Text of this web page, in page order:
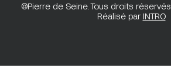
©Pierre de Seine. Tous droits réservés.
Réalisé par INTRO